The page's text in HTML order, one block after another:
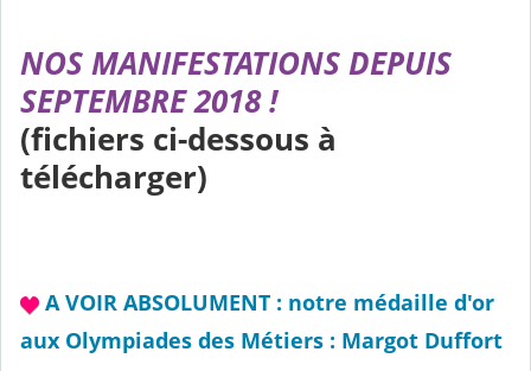
NOS MANIFESTATIONS DEPUIS
SEPTEMBRE 2018 !
(fichiers ci-dessous à
télécharger)
A VOIR ABSOLUMENT : notre médaille d'or
aux Olympiades des Métiers : Margot Duffort